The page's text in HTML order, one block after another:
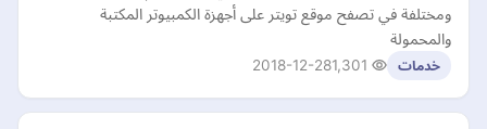
ومختلفة في تصفح موقع تويتر على أجهزة الكمبيوتر المكتبة
والمحمولة
خدمات 2018-12-28